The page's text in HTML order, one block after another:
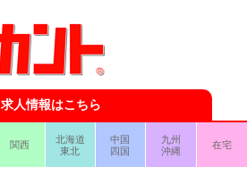
求人情報はこちら
関西
北海道
東北
中国
四国
九州
沖縄
在宅